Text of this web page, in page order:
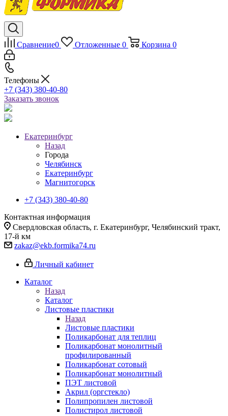
Сравнение0 Отложенные 0 Корзина 0
Телефоны
+7 (343) 380-40-80
Заказать звонок
Екатеринбург
Назад
Города
Челябинск
Екатеринбург
Магнитогорск
+7 (343) 380-40-80
Контактная информация
Свердловская область, г. Екатеринбург, Челябинский тракт,
17-й км
zakaz@ekb.formika74.ru
Личный кабинет
Каталог
Назад
Каталог
Листовые пластики
Назад
Листовые пластики
Поликарбонат для теплиц
Поликарбонат монолитный
профилированный
Поликарбонат сотовый
Поликарбонат монолитный
ПЭТ листовой
Акрил (оргстекло)
Полипропилен листовой
Полистирол листовой